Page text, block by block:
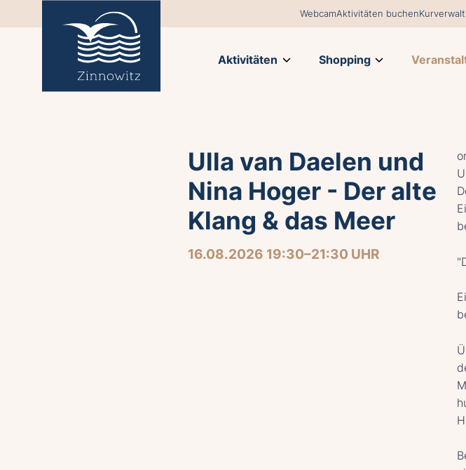
WebcamAktivitäten buchen
Aktivitäten Shopping
16.08.2026 19:30–21:30 UHR
Ulla van Daelen und
Nina Hoger - Der alte
Klang & das Meer